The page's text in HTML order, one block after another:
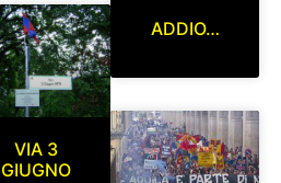
VIA 3
GIUGNO
ADDIO…